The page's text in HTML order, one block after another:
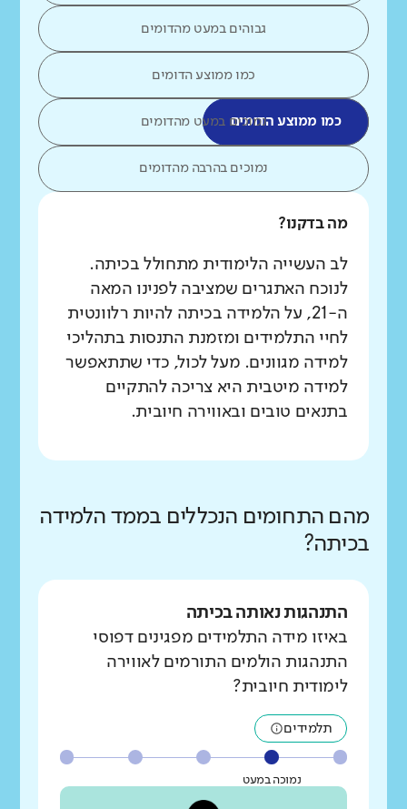
גבוהים במעט מהדומים
כמו ממוצע הדומים
כמו ממוצע הדומיםנמוכים במעט מהדומים
נמוכים בהרבה מהדומים
מה בדקנו?
לב העשייה הלימודית מתחולל בכיתה.
לנוכח האתגרים שמציבה לפנינו המאה
ה-21, על הלמידה בכיתה להיות רלוונטית
לחיי התלמידים ומזמנת התנסות בתהליכי
למידה מגוונים. מעל לכול, כדי שתתאפשר
למידה מיטבית היא צריכה להתקיים
בתנאים טובים ובאווירה חיובית.
מהם התחומים הנכללים בממד הלמידה
בכיתה?
התנהגות נאותה בכיתה
באיזו מידה התלמידים מפגינים דפוסי
התנהגות הולמים התורמים לאווירה
לימודית חיובית?
תלמידים
נמוכה במעט